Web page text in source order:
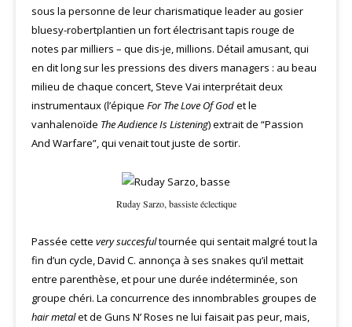
sous la personne de leur charismatique leader au gosier
bluesy-robertplantien un fort électrisant tapis rouge de
notes par milliers – que dis-je, millions. Détail amusant, qui
en dit long sur les pressions des divers managers : au beau
milieu de chaque concert, Steve Vai interprétait deux
instrumentaux (l’épique For The Love Of Godet le
vanhalenoïde The Audience Is Listening) extrait de “Passion
And Warfare”, qui venait tout juste de sortir.
Ruday Sarzo, bassiste éclectique
Passée cette very succesfultournée qui sentait malgré tout la
fin d’un cycle, David C. annonça à ses snakes qu’il mettait
entre parenthèse, et pour une durée indéterminée, son
groupe chéri. La concurrence des innombrables groupes de
hair metalet de Guns N’ Roses ne lui faisait pas peur, mais,